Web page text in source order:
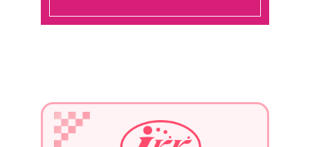
て開催される『宿フェス』に参加しま
2024年1月22日
第3回定例会議in長崎を、開催。
青年部の協力を得て、勉強会を行いま